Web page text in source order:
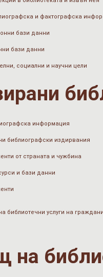
и фактографска
бази данни
бази данни
социални и научни цели
информация
библиографски издирвания
от страната и чужбина
и бази данни
библиотечни услуги на
на